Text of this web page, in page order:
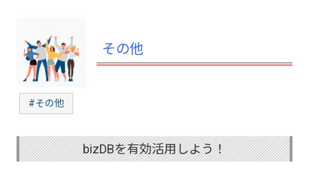
その他
#その他
bizDBを有効活用しよう！